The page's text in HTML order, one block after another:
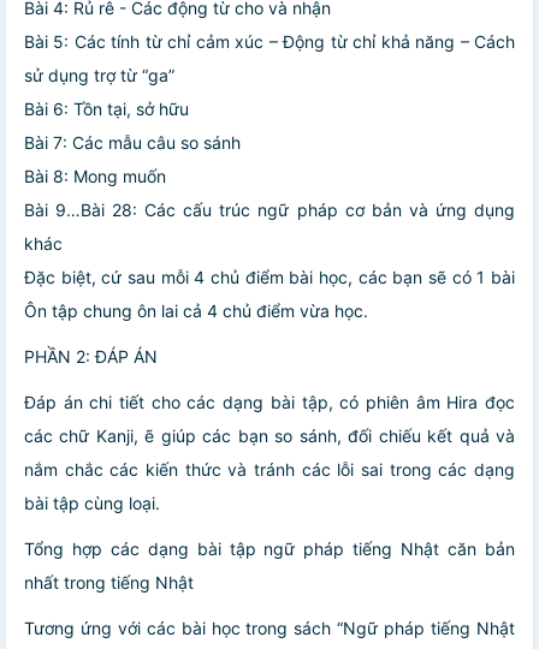
Bài 4: Rủ rê - Các động từ cho và nhận
Bài 5: Các tính từ chỉ cảm xúc – Động từ chỉ khả năng – Cách
sử dụng trợ từ “ga”
Bài 6: Tồn tại, sở hữu
Bài 7: Các mẫu câu so sánh
Bài 8: Mong muốn
Bài 9…Bài 28: Các cấu trúc ngữ pháp cơ bản và ứng dụng
khác
Đặc biệt, cứ sau mỗi 4 chủ điểm bài học, các bạn sẽ có 1 bài
Ôn tập chung ôn lai cả 4 chủ điểm vừa học.
PHẦN 2: ĐÁP ÁN
Đáp án chi tiết cho các dạng bài tập, có phiên âm Hira đọc
các chữ Kanji, ẽ giúp các bạn so sánh, đối chiếu kết quả và
nắm chắc các kiến thức và tránh các lỗi sai trong các dạng
bài tập cùng loại.
Tổng hợp các dạng bài tập ngữ pháp tiếng Nhật căn bản
nhất trong tiếng Nhật
Tương ứng với các bài học trong sách “Ngữ pháp tiếng Nhật